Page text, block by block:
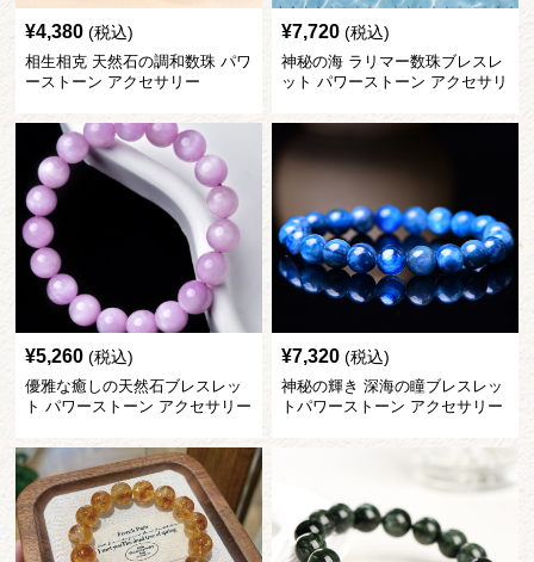
¥4,380 (税込)
相生相克 天然石の調和数珠 パワ
ーストーン アクセサリー
¥7,720 (税込)
神秘の海 ラリマー数珠ブレスレ
ット パワーストーン アクセサリ
¥5,260 (税込)
優雅な癒しの天然石ブレスレッ
ト パワーストーン アクセサリー
¥7,320 (税込)
神秘の輝き 深海の瞳ブレスレッ
トパワーストーン アクセサリー